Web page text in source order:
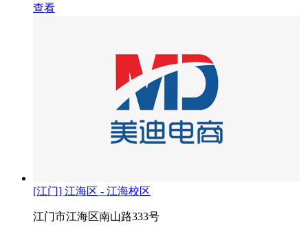
查看
[江门] 江海区 - 江海校区
江门市江海区南山路333号